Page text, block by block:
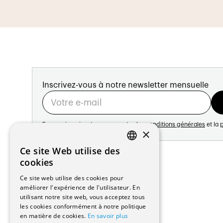
Réalisations d’installations sanitaires
Pose de conduites en fouilles (eau et
Etude et conception d’installations
Réalisation de plans techniques
Nos équipes peuvent également
Réalisation d’installations de
Pose et raccordement de centrales de
Installation simple flux et double flux
Inscrivez-vous à notre newsletter mensuelle
En vous inscrivant vous acceptez les conditions générales et la
Adresse:
Avenue de Longemalle 21
1020 Renens
Suisse
Contact:
Édition: +41 21 635 16 82
Plateforme: +41 21 631 10 50
info@architectes.ch
×
Ce site Web utilise des
cookies
Ce site web utilise des cookies pour
améliorer l'expérience de l'utilisateur. En
utilisant notre site web, vous acceptez tous
les cookies conformément à notre politique
en matière de cookies. En savoir plus